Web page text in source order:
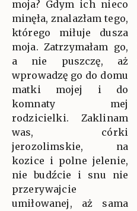
moja? Gdym ich nieco
minęła, znalazłam tego,
którego miłuje dusza
moja. Zatrzymałam go,
a nie puszczę, aż
wprowadzę go do domu
matki mojej i do
komnaty mej
rodzicielki. Zaklinam
was, córki
jerozolimskie, na
kozice i polne jelenie,
nie budźcie i snu nie
przerywajcie
umiłowanej, aż sama